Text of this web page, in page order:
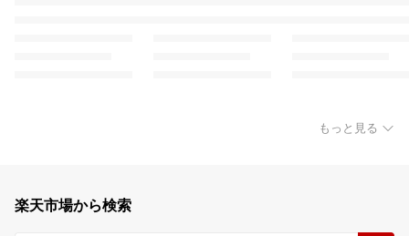
もっと見る
楽天市場から検索